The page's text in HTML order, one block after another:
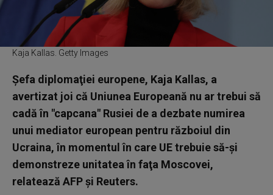
Kaja Kallas. Getty Images
Şefa diplomaţiei europene, Kaja Kallas, a
avertizat joi că Uniunea Europeană nu ar trebui să
cadă în "capcana" Rusiei de a dezbate numirea
unui mediator european pentru războiul din
Ucraina, în momentul în care UE trebuie să-şi
demonstreze unitatea în faţa Moscovei,
relatează AFP şi Reuters.